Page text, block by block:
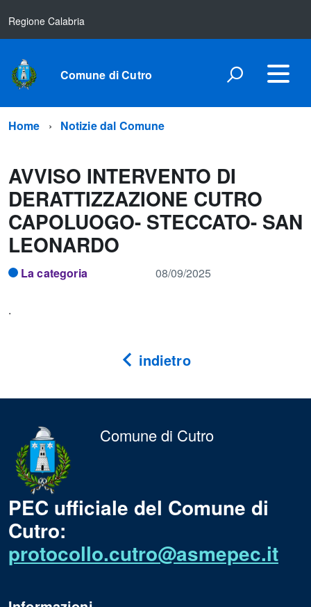
Regione Calabria
Comune di Cutro
Home Notizie dal Comune
AVVISO INTERVENTO DI
DERATTIZZAZIONE CUTRO
CAPOLUOGO- STECCATO- SAN
LEONARDO
La categoria 08/09/2025
.
indietro
Comune di Cutro
PEC ufficiale del Comune di
Cutro:
protocollo.cutro@asmepec.it